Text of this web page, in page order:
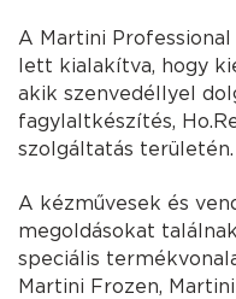
A Martini
lett kialakítva, hogy
akik szenvedéllyel
fagylaltkészítés,
szolgáltatás területén.
A kézművesek és
megoldásokat
speciális
Martini Frozen,